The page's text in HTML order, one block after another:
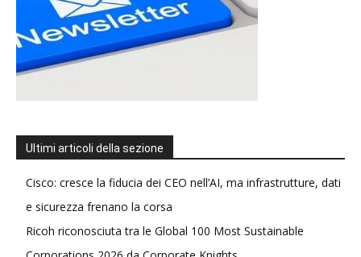
Ultimi articoli della sezione
Cisco: cresce la fiducia dei CEO nell’AI, ma infrastrutture, dati
e sicurezza frenano la corsa
Ricoh riconosciuta tra le Global 100 Most Sustainable